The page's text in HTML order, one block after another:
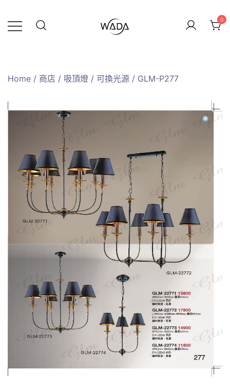
0
Home / 商店 / 吸頂燈 / 可換光源 / GLM-P277